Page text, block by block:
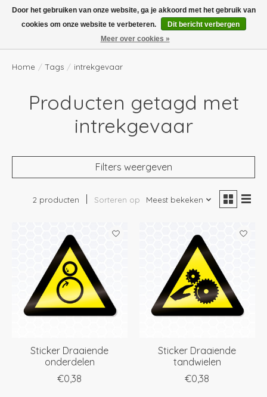
Boven de €100,- gratis verzending! Vóór 14.00 besteld, volgende dag in huis!
Verlanglijst
Home / Tags / intrekgevaar
Producten getagd met
intrekgevaar
Filters weergeven
2 producten Sorteren op Meest bekeken
Sticker Draaiende
onderdelen
€0,38
Sticker Draaiende
tandwielen
€0,38
Door het gebruiken van onze website, ga je akkoord met het gebruik van
cookies om onze website te verbeteren.
Dit bericht verbergen
Meer over cookies »